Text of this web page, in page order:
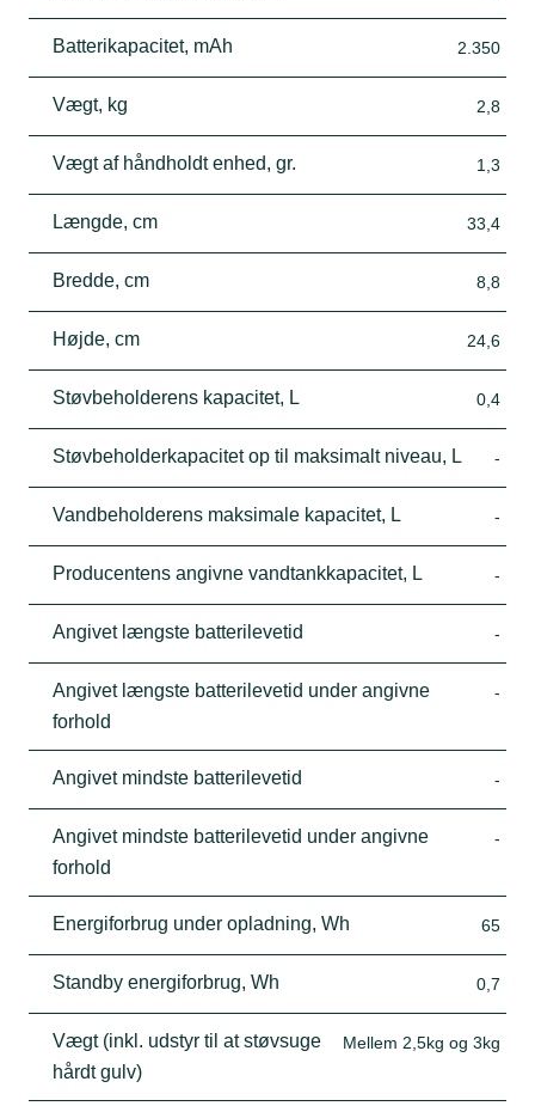
Batterikapacitet, mAh 2.350
Vægt, kg 2,8
Vægt af håndholdt enhed, gr. 1,3
Længde, cm 33,4
Bredde, cm 8,8
Højde, cm 24,6
Støvbeholderens kapacitet, L 0,4
Støvbeholderkapacitet op til maksimalt niveau, L -
Vandbeholderens maksimale kapacitet, L -
Producentens angivne vandtankkapacitet, L -
Angivet længste batterilevetid -
Angivet længste batterilevetid under angivne
forhold
-
Angivet mindste batterilevetid -
Angivet mindste batterilevetid under angivne
forhold
-
Energiforbrug under opladning, Wh 65
Standby energiforbrug, Wh 0,7
Vægt (inkl. udstyr til at støvsuge
hårdt gulv)
Mellem 2,5kg og 3kg